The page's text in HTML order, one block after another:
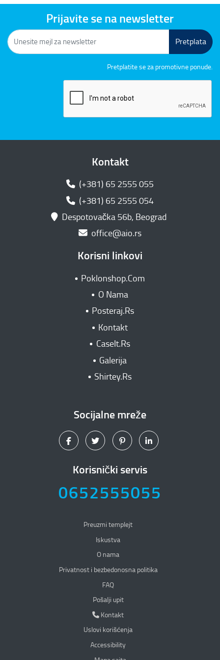
Prijavite se na newsletter
Pretplata
Pretplatite se za promotivne ponude.
Kontakt
(+381) 65 2555 055
(+381) 65 2555 054
Despotovačka 56b, Beograd
office@aio.rs
Korisni linkovi
Poklonshop.Com
O Nama
Posteraj.Rs
Kontakt
CaseIt.Rs
Galerija
Shirtey.Rs
Socijalne mreže
Korisnički servis
0652555055
Preuzmi templejt
Iskustva
O nama
Privatnost i bezbedonosna politika
Privatnost i bezbedonosna politika
FAQ
Pošalji upit
Kontakt
Kontakt
Uslovi korišćenja
Accessibility